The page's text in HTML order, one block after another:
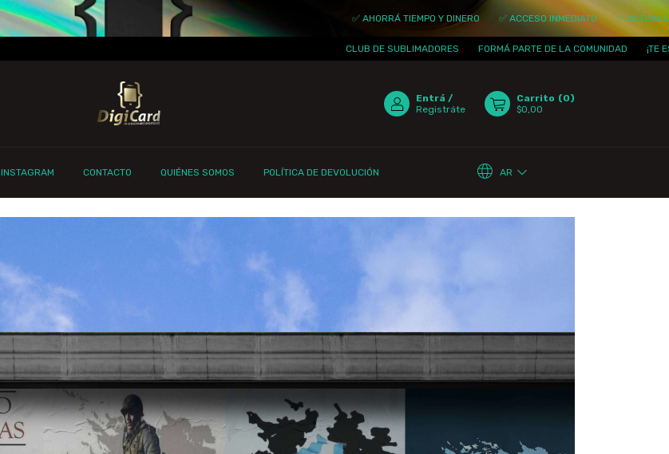
✅ AHORRÁ TIEMPO Y DINERO ✅ ACCESO INMEDIATO ✅ ACTUALIZACIONES
CLUB DE SUBLIMADORES FORMÁ PARTE DE LA COMUNIDAD ¡TE ESPERAMOS!
Entrá /
Registráte
Carrito (0)
$0,00
INSTAGRAM CONTACTO QUIÉNES SOMOS POLÍTICA DE DEVOLUCIÓN AR